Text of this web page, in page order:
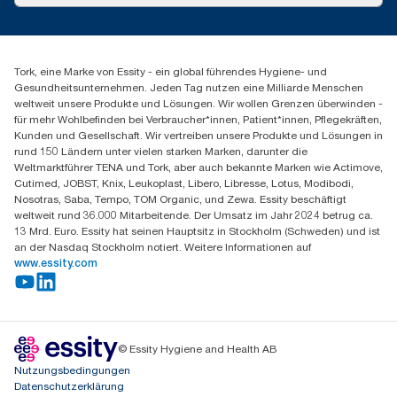
Spenderreklamation
+41 (0)848/810152
Essity Switzerland AG
Parkstraße 1b
6214 Schenkon
Mo-Do 8:00-16:30 | Fr 8:00-15:00
GLN: 7609999000928
Tork, eine Marke von Essity - ein global führendes Hygiene- und
Gesundheitsunternehmen. Jeden Tag nutzen eine Milliarde Menschen
weltweit unsere Produkte und Lösungen. Wir wollen Grenzen überwinden -
für mehr Wohlbefinden bei Verbraucher*innen, Patient*innen, Pflegekräften,
Kunden und Gesellschaft. Wir vertreiben unsere Produkte und Lösungen in
rund 150 Ländern unter vielen starken Marken, darunter die
Weltmarktführer TENA und Tork, aber auch bekannte Marken wie Actimove,
Cutimed, JOBST, Knix, Leukoplast, Libero, Libresse, Lotus, Modibodi,
Nosotras, Saba, Tempo, TOM Organic, und Zewa. Essity beschäftigt
weltweit rund 36.000 Mitarbeitende. Der Umsatz im Jahr 2024 betrug ca.
13 Mrd. Euro. Essity hat seinen Hauptsitz in Stockholm (Schweden) und ist
an der Nasdaq Stockholm notiert. Weitere Informationen auf
www.essity.com
© Essity Hygiene and Health AB
Nutzungsbedingungen
Datenschutzerklärung